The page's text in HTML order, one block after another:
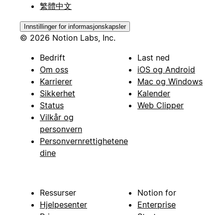
繁體中文
Innstillinger for informasjonskapsler
© 2026 Notion Labs, Inc.
Bedrift
Om oss
Karrierer
Sikkerhet
Status
Vilkår og
personvern
Personvernrettighetene
dine
Last ned
iOS og Android
Mac og Windows
Kalender
Web Clipper
Ressurser
Hjelpesenter
Notion for
Enterprise